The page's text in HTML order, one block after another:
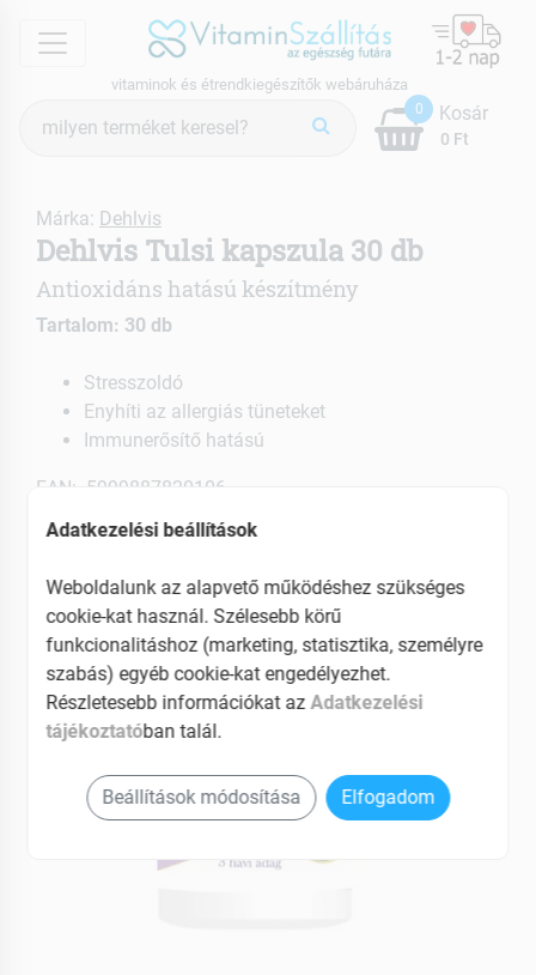
menu
vitaminok és étrendkiegészítők webáruháza
keresés
0
0 Ft
Kosár
Márka: Dehlvis
Dehlvis Tulsi kapszula 30 db
Antioxidáns hatású készítmény
Tartalom: 30 db
Stresszoldó
Enyhíti az allergiás tüneteket
Immunerősítő hatású
EAN: 5999887820106
Adatkezelési beállítások
Weboldalunk az alapvető működéshez szükséges
cookie-kat használ. Szélesebb körű
funkcionalitáshoz (marketing, statisztika, személyre
szabás) egyéb cookie-kat engedélyezhet.
Részletesebb információkat azAdatkezelési
tájékoztatóban talál.
Beállítások módosítása Elfogadom